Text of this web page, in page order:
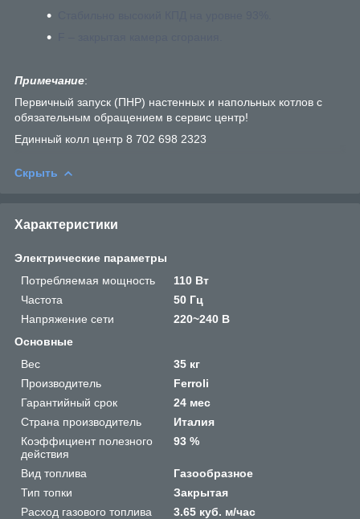
Примечание:
Первичный запуск (ПНР) настенных и напольных котлов с
обязательным обращением в сервис центр!
Единный колл центр 8 702 698 2323
Скрыть
Характеристики
Электрические параметры
Потребляемая мощность
110 Вт
Частота
50 Гц
Напряжение сети
220~240 В
Основные
Вес
35 кг
Производитель
Ferroli
Гарантийный срок
24 мес
Страна производитель
Италия
Коэффициент полезного
действия
93 %
Вид топлива
Газообразное
Тип топки
Закрытая
Расход газового топлива
3.65 куб. м/час